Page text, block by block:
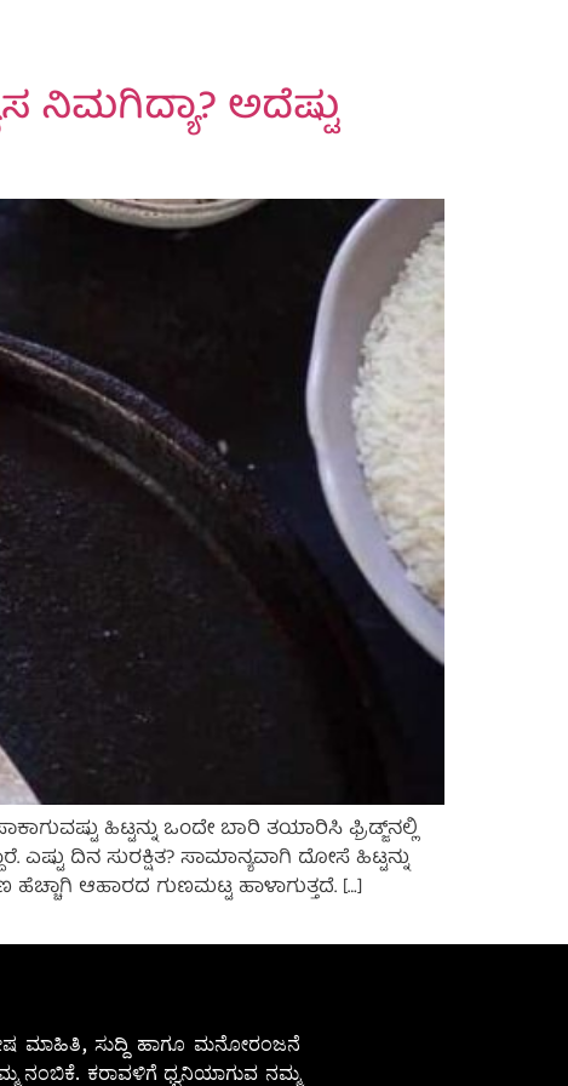
ನಿಮಗಿದ್ಯಾ? ಅದೆಷ್ಟು
ಹಿಟ್ಟನ್ನು ಒಂದೇ ಬಾರಿ ತಯಾರಿಸಿ ಫ್ರಿಡ್ಜ್‌ನಲ್ಲಿ
ದಿನ ಸುರಕ್ಷಿತ? ಸಾಮಾನ್ಯವಾಗಿ ದೋಸೆ ಹಿಟ್ಟನ್ನು
ಆಹಾರದ ಗುಣಮಟ್ಟ ಹಾಳಾಗುತ್ತದೆ. […]
ಮಾಹಿತಿ, ಸುದ್ದಿ ಹಾಗೂ ಮನೋರಂಜನೆ
ನಂಬಿಕೆ. ಕರಾವಳಿಗೆ ಧ್ವನಿಯಾಗುವ ನಮ್ಮ